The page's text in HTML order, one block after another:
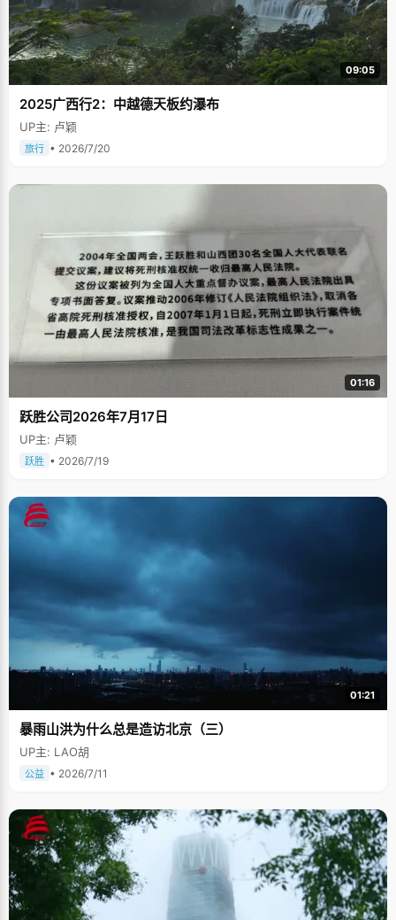
09:05
2025广西行2：中越德天板约瀑布
UP主: 卢颖
旅行 • 2026/7/20
01:16
跃胜公司2026年7月17日
UP主: 卢颖
跃胜 • 2026/7/19
01:21
暴雨山洪为什么总是造访北京（三）
UP主: LAO胡
公益 • 2026/7/11